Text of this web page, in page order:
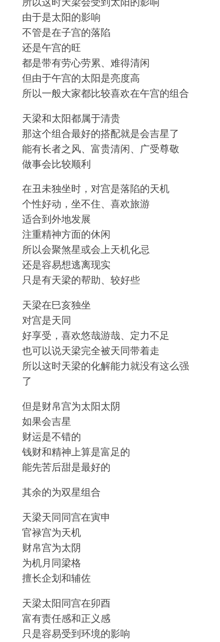
由于是太阳的影响
不管是在子宫的落陷
还是午宫的旺
都是带有劳心劳累、难得清闲
但由于午宫的太阳是亮度高
所以一般大家都比较喜欢在午宫的组合
天梁和太阳都属于清贵
那这个组合最好的搭配就是会吉星了
能有长者之风、富贵清闲、广受尊敬
做事会比较顺利
在丑未独坐时，对宫是落陷的天机
个性好动，坐不住、喜欢旅游
适合到外地发展
注重精神方面的休闲
所以会聚煞星或会上天机化忌
还是容易想逃离现实
只是有天梁的帮助、较好些
天梁在巳亥独坐
对宫是天同
好享受，喜欢悠哉游哉、定力不足
也可以说天梁完全被天同带着走
所以这时天梁的化解能力就没有这么强
了
但是财帛宫为太阳太阴
如果会吉星
财运是不错的
钱财和精神上算是富足的
能先苦后甜是最好的
其余的为双星组合
天梁天同同宫在寅申
官禄宫为天机
财帛宫为太阴
为机月同梁格
擅长企划和辅佐
天梁太阳同宫在卯酉
富有责任感和正义感
只是容易受到环境的影响